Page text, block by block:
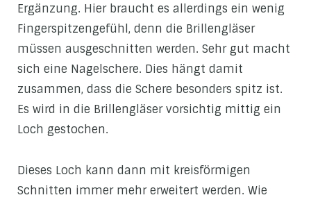
Ergänzung. Hier braucht es allerdings ein wenig
Fingerspitzengefühl, denn die Brillengläser
müssen ausgeschnitten werden. Sehr gut macht
sich eine Nagelschere. Dies hängt damit
zusammen, dass die Schere besonders spitz ist.
Es wird in die Brillengläser vorsichtig mittig ein
Loch gestochen.
Dieses Loch kann dann mit kreisförmigen
Schnitten immer mehr erweitert werden. Wie